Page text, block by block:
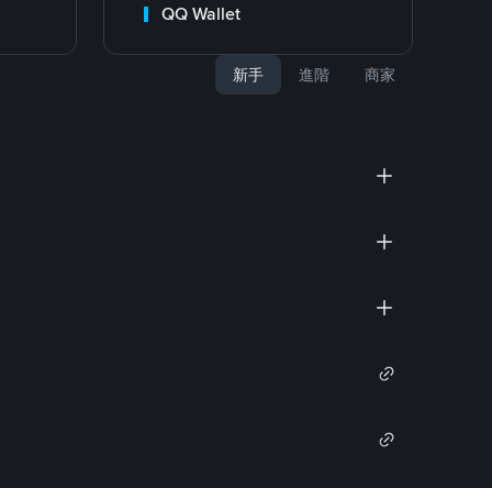
QQ Wallet
新手 進階 商家